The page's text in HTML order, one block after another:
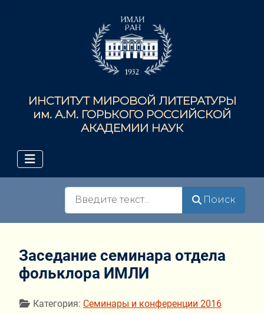
ИНСТИТУТ МИРОВОЙ ЛИТЕРАТУРЫ
им. А.М. ГОРЬКОГО РОССИЙСКОЙ
АКАДЕМИИ НАУК
Поиск
Заседание семинара отдела
фольклора ИМЛИ
Информация о материале
Категория: Семинары и конференции 2016